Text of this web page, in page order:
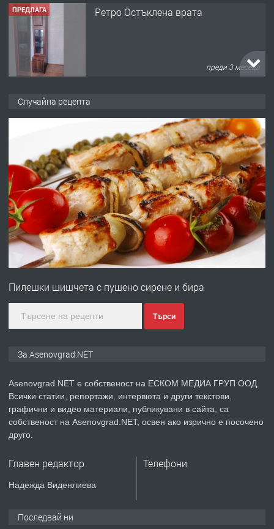
ПРЕДЛАГА Ретро Остъклена врата
преди 3 месеца
преди 10 месеца
ПРЕДЛАГА
Професионална броячна машина -
със сертификат от ЕЦБ
преди 1 година
ПРЕДЛАГА
Професионална зеленчукорезачка
преди 2 години
ПРЕДЛАГА
Давам индивидуалани уроци по
Случайна рецепта
Пилешки шишчета с пушено сирене и бира
Търси
За Asenovgrad.NET
Asenovgrad.NET е собственост на ЕСКОМ МЕДИА ГРУП ООД.
Всички статии, репортажи, интервюта и други текстови,
графични и видео материали, публикувани в сайта, са
собственост на Asenovgrad.NET, освен ако изрично е посочено
друго.
Главен редактор
Надежда Виденлиева
Телефони
Последвай ни